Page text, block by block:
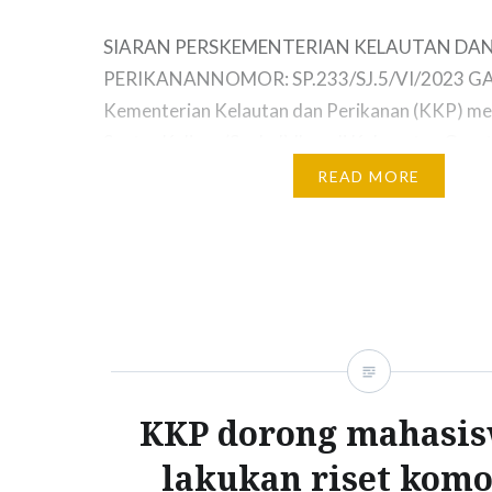
SIARAN PERSKEMENTERIAN KELAUTAN DAN
PERIKANANNOMOR: SP.233/SJ.5/VI/2023
Kementerian Kelautan dan Perikanan (KKP)
mengimplementasikan salah satu kegiatan
Memasyarakatkan Makan Ikan (GEMARIKAN)
READ MORE
KKP dorong
lakukan riset